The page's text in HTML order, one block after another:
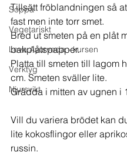
Soppa
Vegetariskt
Leva Ayurveda - kursen
Verktyg
Njursvikt
Tillsätt fröblandningen så
fast men inte torr smet.
Bred ut smeten på en plåt
bakplåtspapper.
Platta till smeten till lagom
cm. Smeten sväller lite.
Grädda i mitten av ugnen i
Vill du variera brödet kan
lite kokosflingor eller
russin.